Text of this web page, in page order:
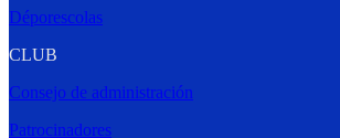
Déporescolas
CLUB
Consejo de administración
Patrocinadores